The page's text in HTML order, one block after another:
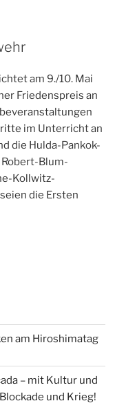
am 9./10. Mai
Friedenspreis an
im Unterricht an
die Hulda-Pankok-
Blum-
Kollwitz-
die Ersten
am Hiroshimatag
– mit Kultur und
und Krieg!